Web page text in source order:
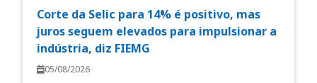
Corte da Selic para 14% é positivo, mas
juros seguem elevados para impulsionar a
indústria, diz FIEMG
05/08/2026